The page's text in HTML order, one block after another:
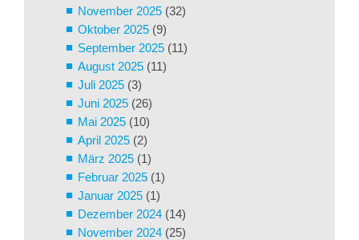
November 2025 (32)
Oktober 2025 (9)
September 2025 (11)
August 2025 (11)
Juli 2025 (3)
Juni 2025 (26)
Mai 2025 (10)
April 2025 (2)
März 2025 (1)
Februar 2025 (1)
Januar 2025 (1)
Dezember 2024 (14)
November 2024 (25)